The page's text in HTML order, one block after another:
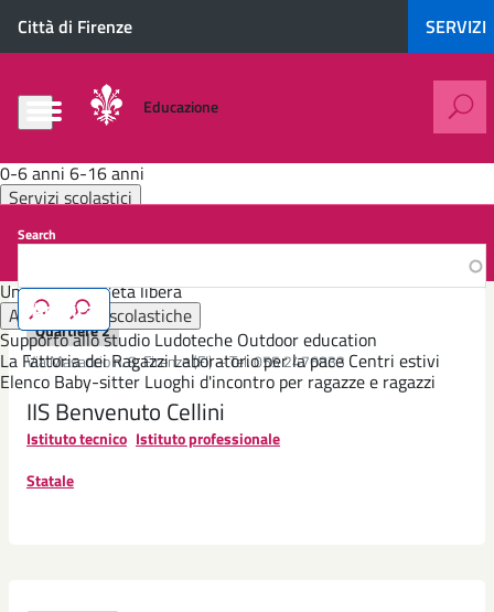
contenuto
0-
6
6-
anni
Servizi
scolastici
Trasporto
Pre
e
post
scuola
Inclusione
Città di Firenze SERVIZI
Educazione
0-6 anni 6-16 anni
Servizi scolastici
Formazione continua
Università dell'età libera
Attività extrascolastiche
Supporto allo studio Ludoteche Outdoor education
La Fattoria dei Ragazzi Laboratorio per la pace Centri estivi
Elenco Baby-sitter Luoghi d'incontro per ragazze e ragazzi
Search
Istituto tecnico
Quartiere 2
Via Masaccio n. 8, Firenze (FI) – Tel. 055 2476833
IIS Benvenuto Cellini
Istituto tecnico Istituto professionale
Statale